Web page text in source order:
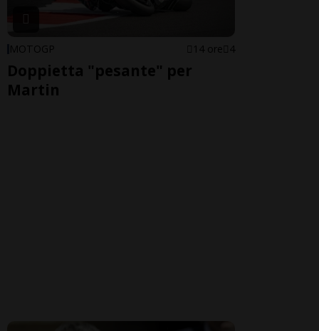
MOTOGP 14 ore 4
Doppietta "pesante" per
Martin